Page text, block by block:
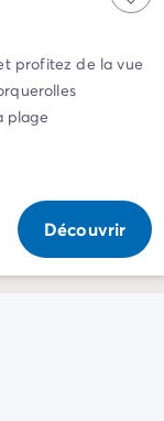
profitez de la vue
plage
Découvrir